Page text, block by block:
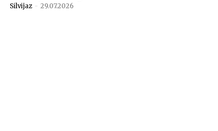
Silvijaz - 29.07.2026